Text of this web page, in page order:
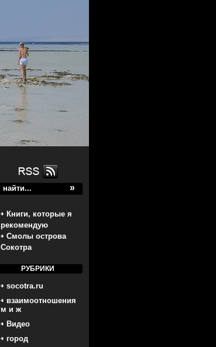
Книги, которые я
рекомендую
Смолы острова
Сокотра
РУБРИКИ
socotra.ru
взаимоотношения
м и ж
Видео
город